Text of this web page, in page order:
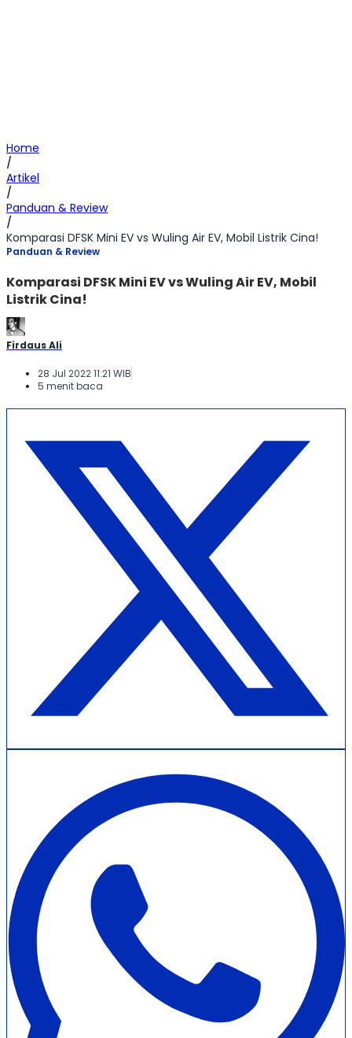
Home
/
Artikel
/
Panduan & Review
/
Komparasi DFSK Mini EV vs Wuling Air EV, Mobil Listrik Cina!
Panduan & Review
Komparasi DFSK Mini EV vs Wuling Air EV, Mobil
Listrik Cina!
Firdaus Ali
28 Jul 2022 11:21 WIB
5 menit baca